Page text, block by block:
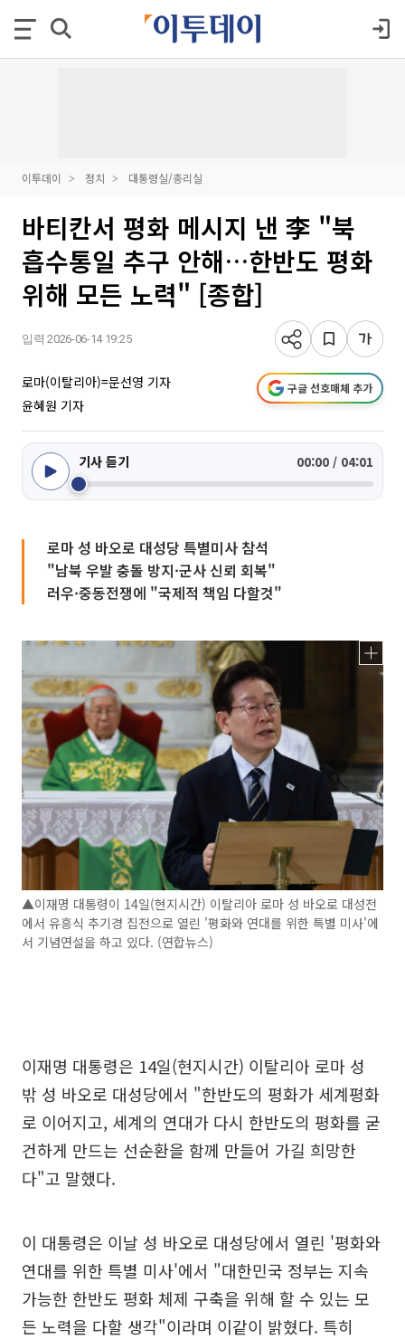
이투데이 정치 대통령실/총리실
바티칸서 평화 메시지 낸 李 "북
흡수통일 추구 안해…한반도 평화
위해 모든 노력" [종합]
입력 2026-06-14 19:25
로마(이탈리아)=문선영 기자
윤혜원 기자
구글 선호매체 추가
기사 듣기 00:00 / 04:01
로마 성 바오로 대성당 특별미사 참석
"남북 우발 충돌 방지·군사 신뢰 회복"
러우·중동전쟁에 "국제적 책임 다할것"
▲이재명 대통령이 14일(현지시간) 이탈리아 로마 성 바오로 대성전
에서 유흥식 추기경 집전으로 열린 '평화와 연대를 위한 특별 미사'에
서 기념연설을 하고 있다. (연합뉴스)
이재명 대통령은 14일(현지시간) 이탈리아 로마 성
밖 성 바오로 대성당에서 "한반도의 평화가 세계평화
로 이어지고, 세계의 연대가 다시 한반도의 평화를 굳
건하게 만드는 선순환을 함께 만들어 가길 희망한
다"고 말했다.
이 대통령은 이날 성 바오로 대성당에서 열린 '평화와
연대를 위한 특별 미사'에서 "대한민국 정부는 지속
가능한 한반도 평화 체제 구축을 위해 할 수 있는 모
든 노력을 다할 생각"이라며 이같이 밝혔다. 특히